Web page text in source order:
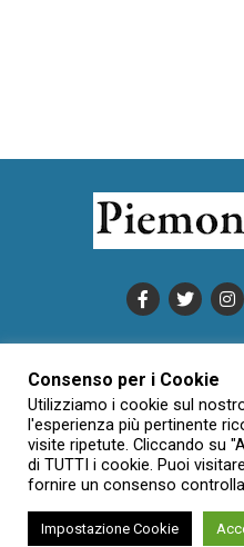
CONDIZIONI DI UTILIZZO
CREDITS
Creative Commons
Consenso per i Cookie
Utilizziamo i cookie sul
l'esperienza più pertinente
visite ripetute. Cliccando su
di TUTTI i cookie. Puoi
fornire un consenso
Impostazione Cookie